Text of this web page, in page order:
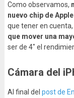
Como observamos,
nuevo chip de
que tener en
que mover una
ser de 4″ el
Cámara del
Al final del post de